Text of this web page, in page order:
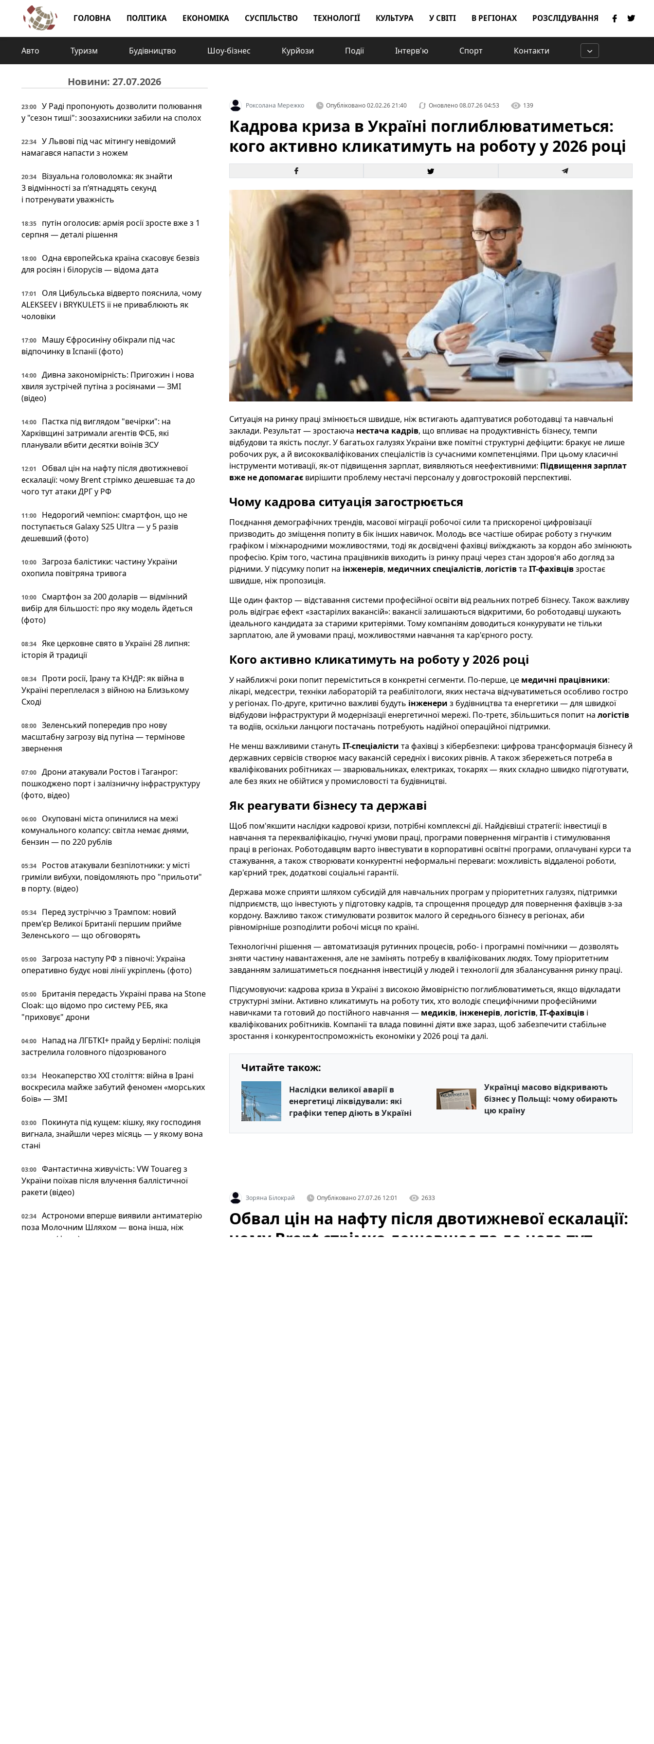
ГОЛОВНА ПОЛІТИКА ЕКОНОМІКА СУСПІЛЬСТВО ТЕХНОЛОГІЇ КУЛЬТУРА У СВІТІ В РЕГІОНАХ РОЗСЛІДУВАННЯ
Авто Туризм Будівництво Шоу-бізнес Курйози Події Інтерв'ю Спорт Контакти
Новини: 27.07.2026
23:00
У Раді пропонують дозволити полювання
у "сезон тиші": зоозахисники забили на сполох
22:34
У Львові під час мітингу невідомий
намагався напасти з ножем
20:34
Візуальна головоломка: як знайти
3 відмінності за п’ятнадцять секунд
і потренувати уважність
18:35
путін оголосив: армія росії зросте вже з 1
серпня — деталі рішення
18:00
Одна європейська країна скасовує безвіз
для росіян і білорусів — відома дата
17:01
Оля Цибульська відверто пояснила, чому
ALEKSEEV і BRYKULETS її не приваблюють як
чоловіки
17:00
Машу Єфросиніну обікрали під час
відпочинку в Іспанії (фото)
14:00
Дивна закономірність: Пригожин і нова
хвиля зустрічей путіна з росіянами — ЗМІ
(відео)
14:00
Пастка під виглядом "вечірки": на
Харківщині затримали агентів ФСБ, які
планували вбити десятки воїнів ЗСУ
12:01
Обвал цін на нафту після двотижневої
ескалації: чому Brent стрімко дешевшає та до
чого тут атаки ДРГ у РФ
11:00
Недорогий чемпіон: смартфон, що не
поступається Galaxy S25 Ultra — у 5 разів
дешевший (фото)
10:00
Загроза балістики: частину України
охопила повітряна тривога
10:00
Смартфон за 200 доларів — відмінний
вибір для більшості: про яку модель йдеться
(фото)
08:34
Яке церковне свято в Україні 28 липня:
історія й традиції
08:34
Проти росії, Ірану та КНДР: як війна в
Україні переплелася з війною на Близькому
Сході
08:00
Зеленський попередив про нову
масштабну загрозу від путіна — термінове
звернення
07:00
Дрони атакували Ростов і Таганрог:
пошкоджено порт і залізничну інфраструктуру
(фото, відео)
06:00
Окуповані міста опинилися на межі
комунального колапсу: світла немає днями,
бензин — по 220 рублів
05:34
Ростов атакували безпілотники: у місті
гриміли вибухи, повідомляють про "прильоти"
в порту. (відео)
05:34
Перед зустріччю з Трампом: новий
прем'єр Великої Британії першим прийме
Зеленського — що обговорять
05:00
Загроза наступу РФ з півночі: Україна
оперативно будує нові лінії укріплень (фото)
05:00
Британія передасть Україні права на Stone
Cloak: що відомо про систему РЕБ, яка
"приховує" дрони
04:00
Напад на ЛГБТКІ+ прайд у Берліні: поліція
застрелила головного підозрюваного
03:34
Неокаперство XXI століття: війна в Ірані
воскресила майже забутий феномен «морських
боїв» — ЗМІ
03:00
Покинута під кущем: кішку, яку господиня
вигнала, знайшли через місяць — у якому вона
стані
03:00
Фантастична живучість: VW Touareg з
України поїхав після влучення баллістичної
ракети (відео)
02:34
Астрономи вперше виявили антиматерію
поза Молочним Шляхом — вона інша, ніж
вважали (фото)
Роксолана Мережко Опубліковано02.02.26 21:40 Оновлено08.07.26 04:53 139
Кадрова криза в Україні поглиблюватиметься:
кого активно кликатимуть на роботу у 2026 році
Ситуація на ринку праці змінюється швидше, ніж встигають адаптуватися роботодавці та навчальні
заклади. Результат — зростаюча нестача кадрів, що впливає на продуктивність бізнесу, темпи
відбудови та якість послуг. У багатьох галузях України вже помітні структурні дефіцити: бракує не лише
робочих рук, а й висококваліфікованих спеціалістів із сучасними компетенціями. При цьому класичні
інструменти мотивації, як-от підвищення зарплат, виявляються неефективними: Підвищення зарплат
вже не допомагаєвирішити проблему нестачі персоналу у довгостроковій перспективі.
Чому кадрова ситуація загострюється
Поєднання демографічних трендів, масової міграції робочої сили та прискореної цифровізації
призводить до зміщення попиту в бік інших навичок. Молодь все частіше обирає роботу з гнучким
графіком і міжнародними можливостями, тоді як досвідчені фахівці виїжджають за кордон або змінюють
професію. Крім того, частина працівників виходить із ринку праці через стан здоров'я або догляд за
рідними. У підсумку попит на інженерів, медичних спеціалістів, логістівта IT-фахівцівзростає
швидше, ніж пропозиція.
Ще один фактор — відставання системи професійної освіти від реальних потреб бізнесу. Також важливу
роль відіграє ефект «застарілих вакансій»: вакансії залишаються відкритими, бо роботодавці шукають
ідеального кандидата за старими критеріями. Тому компаніям доводиться конкурувати не тільки
зарплатою, але й умовами праці, можливостями навчання та кар'єрного росту.
Кого активно кликатимуть на роботу у 2026 році
У найближчі роки попит переміститься в конкретні сегменти. По-перше, це медичні працівники:
лікарі, медсестри, техніки лабораторій та реабілітологи, яких нестача відчуватиметься особливо гостро
у регіонах. По-друге, критично важливі будуть інженери з будівництва та енергетики — для швидкої
відбудови інфраструктури й модернізації енергетичної мережі. По-третє, збільшиться попит на логістів
та водіїв, оскільки ланцюги постачань потребують надійної операційної підтримки.
Не менш важливими стануть IT-спеціалісти та фахівці з кібербезпеки: цифрова трансформація бізнесу й
державних сервісів створює масу вакансій середніх і високих рівнів. А також збережеться потреба в
кваліфікованих робітниках — зварювальниках, електриках, токарях — яких складно швидко підготувати,
але без яких не обійтися у промисловості та будівництві.
Як реагувати бізнесу та державі
Щоб пом'якшити наслідки кадрової кризи, потрібні комплексні дії. Найдієвіші стратегії: інвестиції в
навчання та перекваліфікацію, гнучкі умови праці, програми повернення мігрантів і стимулювання
праці в регіонах. Роботодавцям варто інвестувати в корпоративні освітні програми, оплачувані курси та
стажування, а також створювати конкурентні неформальні переваги: можливість віддаленої роботи,
кар'єрний трек, додаткові соціальні гарантії.
Держава може сприяти шляхом субсидій для навчальних програм у пріоритетних галузях, підтримки
підприємств, що інвестують у підготовку кадрів, та спрощення процедур для повернення фахівців з-за
кордону. Важливо також стимулювати розвиток малого й середнього бізнесу в регіонах, аби
рівномірніше розподілити робочі місця по країні.
Технологічні рішення — автоматизація рутинних процесів, робо- і програмні помічники — дозволять
зняти частину навантаження, але не замінять потребу в кваліфікованих людях. Тому пріоритетним
завданням залишатиметься поєднання інвестицій у людей і технології для збалансування ринку праці.
Підсумовуючи: кадрова криза в Україні з високою ймовірністю поглиблюватиметься, якщо відкладати
структурні зміни. Активно кликатимуть на роботу тих, хто володіє специфічними професійними
навичками та готовий до постійного навчання — медиків, інженерів, логістів, IT-фахівціві
кваліфікованих робітників. Компанії та влада повинні діяти вже зараз, щоб забезпечити стабільне
зростання і конкурентоспроможність економіки у 2026 році та далі.
Читайте також:
Наслідки великої аварії в
енергетиці ліквідували: які
графіки тепер діють в Україні
Українці масово відкривають
бізнес у Польщі: чому обирають
цю країну
Зоряна Білокрай Опубліковано27.07.26 12:01 2633
Обвал цін на нафту після двотижневої ескалації:
чому Brent стрімко дешевшає та до чого тут